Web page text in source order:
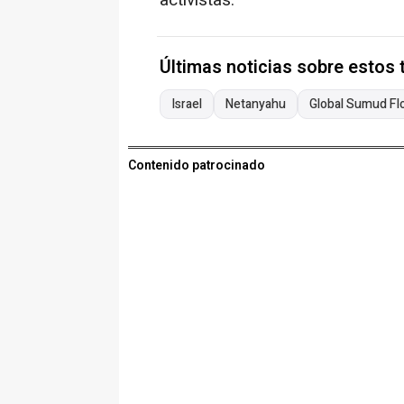
Últimas noticias sobre estos
Israel Netanyahu Global Sumud
Contenido patrocinado